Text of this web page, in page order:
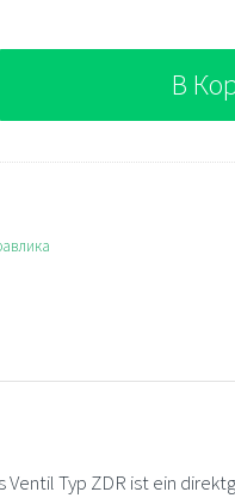
12
В
Typ ZDR ist ein